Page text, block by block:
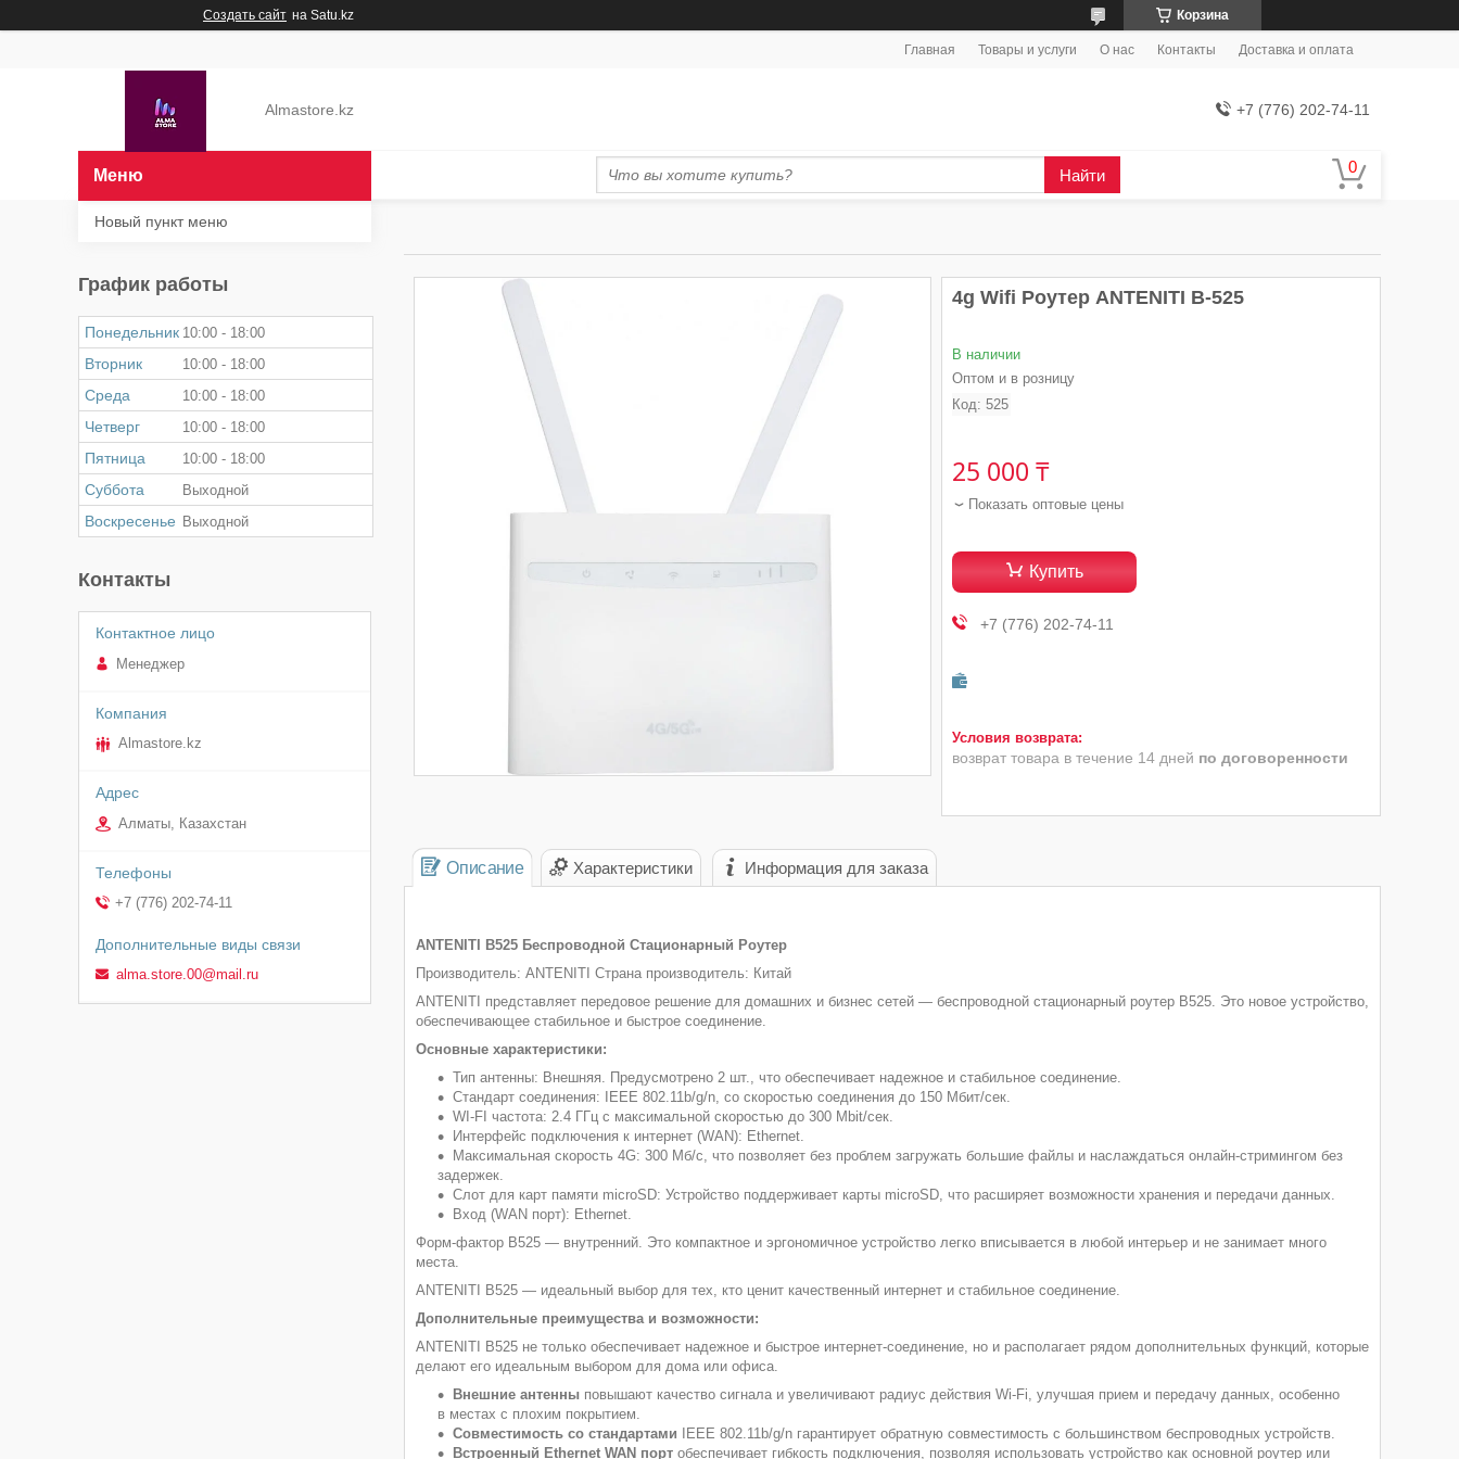
Создать сайт на Satu.kz Корзина
Главная Товары и услуги О нас Контакты Доставка и оплата
Almastore.kz +7 (776) 202-74-11
Найти
4g Wifi Роутер ANTENITI B-525
В наличии
Оптом и в розницу
Код: 525
25 000 ₸
Показать оптовые цены
Купить
+7 (776) 202-74-11
возврат товара в течение 14 дней по договоренности
Описание Характеристики Информация для заказа
ANTENITI B525 Беспроводной Стационарный Роутер
Производитель: ANTENITI Страна производитель: Китай
ANTENITI представляет передовое решение для домашних и бизнес сетей — беспроводной стационарный роутер B525. Это новое устройство,
обеспечивающее стабильное и быстрое соединение.
Основные характеристики:
Тип антенны: Внешняя. Предусмотрено 2 шт., что обеспечивает надежное и стабильное соединение.
Стандарт соединения: IEEE 802.11b/g/n, со скоростью соединения до 150 Мбит/сек.
WI-FI частота: 2.4 ГГц с максимальной скоростью до 300 Mbit/сек.
Интерфейс подключения к интернет (WAN): Ethernet.
Максимальная скорость 4G: 300 Мб/с, что позволяет без проблем загружать большие файлы и наслаждаться онлайн-стримингом без
задержек.
Слот для карт памяти microSD: Устройство поддерживает карты microSD, что расширяет возможности хранения и передачи данных.
Вход (WAN порт): Ethernet.
Форм-фактор B525 — внутренний. Это компактное и эргономичное устройство легко вписывается в любой интерьер и не занимает много
места.
ANTENITI B525 — идеальный выбор для тех, кто ценит качественный интернет и стабильное соединение.
Дополнительные преимущества и возможности:
ANTENITI B525 не только обеспечивает надежное и быстрое интернет-соединение, но и располагает рядом дополнительных функций, которые
делают его идеальным выбором для дома или офиса.
Внешние антенны повышают качество сигнала и увеличивают радиус действия Wi-Fi, улучшая прием и передачу данных, особенно
в местах с плохим покрытием.
Совместимость со стандартами IEEE 802.11b/g/n гарантирует обратную совместимость с большинством беспроводных устройств.
Встроенный Ethernet WAN порт обеспечивает гибкость подключения, позволяя использовать устройство как основной роутер или
Новый пункт меню
График работы
Понедельник 10:00 18:00
Вторник 10:00 18:00
Среда 10:00 18:00
Четверг 10:00 18:00
Пятница 10:00 18:00
Суббота Выходной
Воскресенье Выходной
Контакты
Менеджер
Almastore.kz
Алматы, Казахстан
+7 (776) 202-74-11
alma.store.00@mail.ru